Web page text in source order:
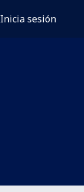
Inicia sesión